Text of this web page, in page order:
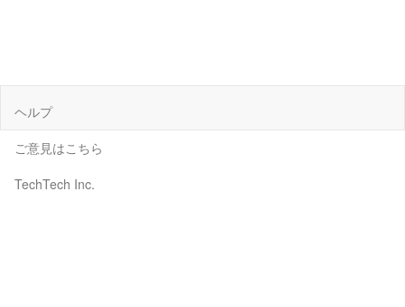
ヘルプ
ご意見はこちら
TechTech Inc.